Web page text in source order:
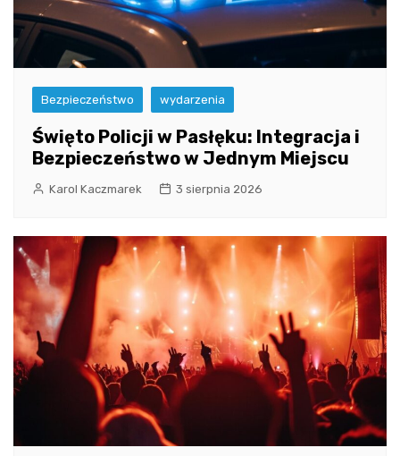
Bezpieczeństwo wydarzenia
Święto Policji w Pasłęku: Integracja i
Bezpieczeństwo w Jednym Miejscu
Karol Kaczmarek 3 sierpnia 2026